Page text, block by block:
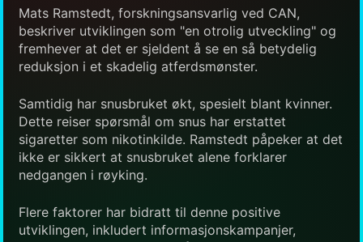
Mats Ramstedt, forskningsansvarlig ved CAN,
beskriver utviklingen som "en otrolig utveckling" og
fremhever at det er sjeldent å se en så betydelig
reduksjon i et skadelig atferdsmønster.
Samtidig har snusbruket økt, spesielt blant kvinner.
Dette reiser spørsmål om snus har erstattet
sigaretter som nikotinkilde. Ramstedt påpeker at det
ikke er sikkert at snusbruket alene forklarer
nedgangen i røyking.
Flere faktorer har bidratt til denne positive
utviklingen, inkludert informasjonskampanjer,